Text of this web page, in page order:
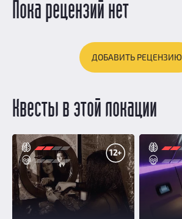
Пока рецензий нет
ДОБАВИТЬ РЕЦЕНЗИЮ
Квесты в этой локации
12+